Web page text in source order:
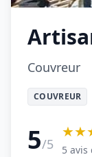
Couvreur
COUVREUR
5/5 5 avis